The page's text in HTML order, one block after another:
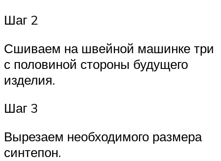
Шаг 2
Сшиваем на швейной машинке три
с половиной стороны будущего
изделия.
Шаг 3
Вырезаем необходимого размера
синтепон.